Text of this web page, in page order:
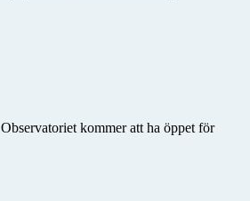
kommer att ha öppet för